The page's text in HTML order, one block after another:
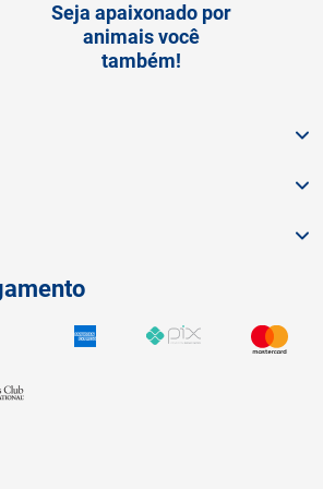
Seja apaixonado por
animais você
também!